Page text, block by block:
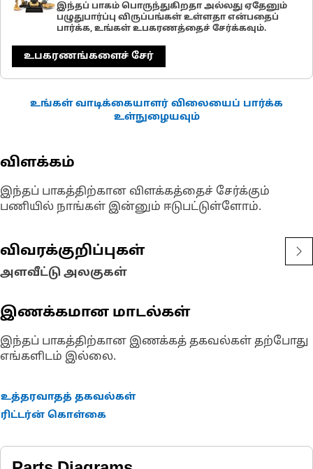
இந்தப் பாகம் பொருந்துகிறதா அல்லது ஏதேனும்
பழுதுபார்ப்பு விருப்பங்கள் உள்ளதா என்பதைப்
பார்க்க, உங்கள் உபகரணத்தைச் சேர்க்கவும்.
உபகரணங்களைச் சேர்
உங்கள் வாடிக்கையாளர் விலையைப் பார்க்க
உள்நுழையவும்
விளக்கம்
இந்தப் பாகத்திற்கான விளக்கத்தைச் சேர்க்கும்
பணியில் நாங்கள் இன்னும் ஈடுபட்டுள்ளோம்.
விவரக்குறிப்புகள்
அளவீட்டு அலகுகள்
இணக்கமான மாடல்கள்
இந்தப் பாகத்திற்கான இணக்கத் தகவல்கள் தற்போது
எங்களிடம் இல்லை.
உத்தரவாதத் தகவல்கள்
ரிட்டர்ன் கொள்கை